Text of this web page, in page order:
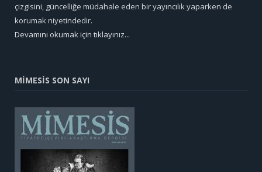
çizgisini, güncelliğe müdahale eden bir yayıncılık yaparken de
korumak niyetindedir.
Devamını okumak için tıklayınız...
MİMESİS SON SAYI